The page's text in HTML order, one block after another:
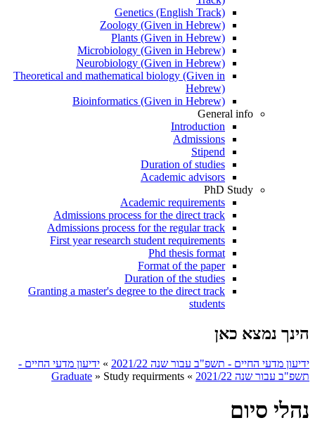
Genetics (English Track)
Zoology (Given in Hebrew)
Plants (Given in Hebrew)
Microbiology (Given in Hebrew)
Neurobiology (Given in Hebrew)
Theoretical and mathematical biology (Given in
Hebrew)
Bioinformatics (Given in Hebrew)
General info
Introduction
Admissions
Stipend
Duration of studies
Academic advisors
PhD Study
Academic requirements
Admissions process for the direct track
Admissions process for the regular track
First year research student requirements
Phd thesis format
Format of the paper
Duration of the studies
Granting a master's degree to the direct track
students
הינך נמצא כאן
ידיעון מדעי החיים - תשפ"ב עבור שנה 2021/22 » ידיעון מדעי החיים -
תשפ"ב עבור שנה 2021/22
»
Graduate » Study requirments
נהלי סיום